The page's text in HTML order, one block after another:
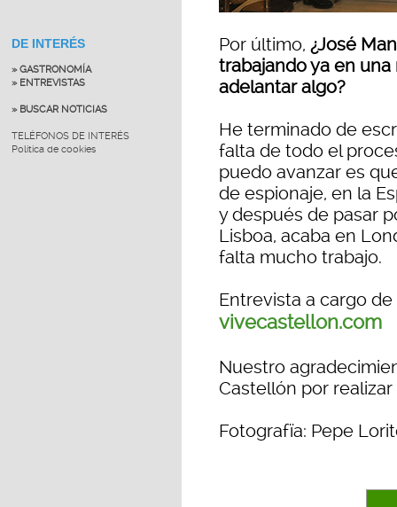
DE INTERÉS
» GASTRONOMÍA
» ENTREVISTAS
» BUSCAR NOTICIAS
TELÉFONOS DE INTERÉS
Política de cookies
Por último, ¿José
trabajando ya en
adelantar algo?
He terminado de
falta de todo el
puedo avanzar es
de espionaje, en la
y después de pasar
Lisboa, acaba en
falta mucho trabajo.
Entrevista a cargo
vivecastellon.com
Nuestro
Castellón por
Fotografïa: Pepe